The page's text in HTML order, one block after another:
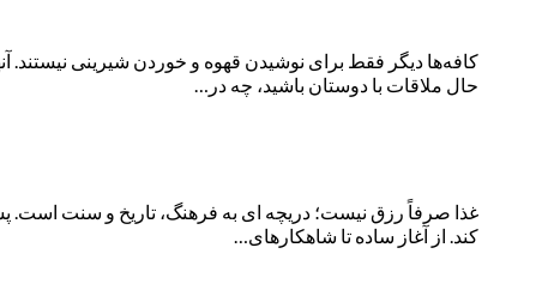
کافه‌ها دیگر فقط برای نوشیدن قهوه و خوردن شیرینی نیستند.
حال ملاقات با دوستان باشید، چه در…
غذا صرفاً رزق نیست؛ دریچه ای به فرهنگ، تاریخ و سنت
کند. از آغاز ساده تا شاهکارهای…